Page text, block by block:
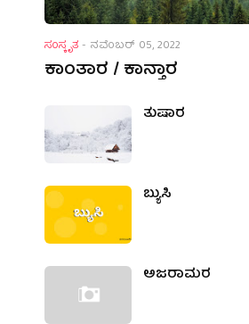
ಸಂಸ್ಕೃತ- ನವೆಂಬರ್ 05, 2022
ಕಾಂತಾರ / ಕಾನ್ತಾರ
ತುಷಾರ
ಬ್ಯುಸಿ
ಅಜರಾಮರ